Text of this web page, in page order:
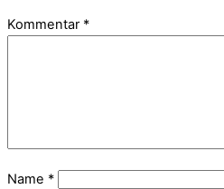
Kommentar *
Name *